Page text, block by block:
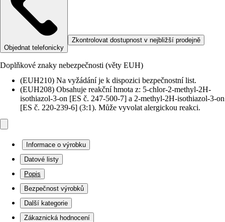
Objednat telefonicky
Zkontrolovat dostupnost v nejbližší prodejně
Doplňkové znaky nebezpečnosti (věty EUH)
(EUH210) Na vyžádání je k dispozici bezpečnostní list.
(EUH208) Obsahuje reakční hmota z: 5-chlor-2-methyl-2H-
isothiazol-3-on [ES č. 247-500-7] a 2-methyl-2H-isothiazol-3-on
[ES č. 220-239-6] (3:1). Může vyvolat alergickou reakci.
Informace o výrobku
Datové listy
Popis
Bezpečnost výrobků
Další kategorie
Zákaznická hodnocení